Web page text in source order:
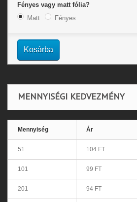
Fényes vagy matt fólia?
Matt
Fényes
Kosárba
MENNYISÉGI KEDVEZMÉNY
Mennyiség Ár
51 104 FT
101 99 FT
201 94 FT